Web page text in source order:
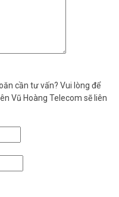
cần tư vấn? Vui lòng để
Vũ Hoàng Telecom sẽ liên